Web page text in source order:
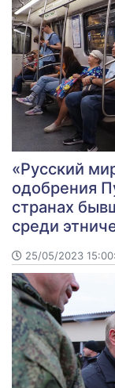
«Русский
одобрения
странах
среди
25/05/2023